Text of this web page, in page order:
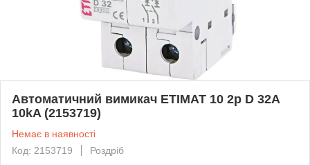
Автоматичний вимикач ETIMAT 10 2p D 32А
10kA (2153719)
Немає в наявності
Код: 2153719
Роздріб